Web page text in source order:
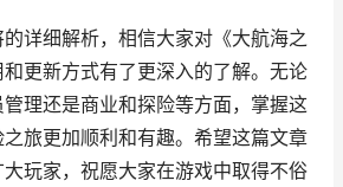
详细解析，相信大家对《大航海之
更新方式有了更深入的了解。无论
理还是商业和探险等方面，掌握这
旅更加顺利和有趣。希望这篇文章
玩家，祝愿大家在游戏中取得不俗